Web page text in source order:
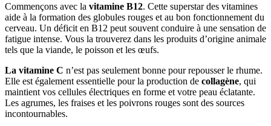
Commençons avec la vitamine B12. Cette superstar des vitamines
aide à la formation des globules rouges et au bon fonctionnement du
cerveau. Un déficit en B12 peut souvent conduire à une sensation de
fatigue intense. Vous la trouverez dans les produits d’origine animale
tels que la viande, le poisson et les œufs.
La vitamine C n’est pas seulement bonne pour repousser le rhume.
Elle est également essentielle pour la production de collagène, qui
maintient vos cellules électriques en forme et votre peau éclatante.
Les agrumes, les fraises et les poivrons rouges sont des sources
incontournables.